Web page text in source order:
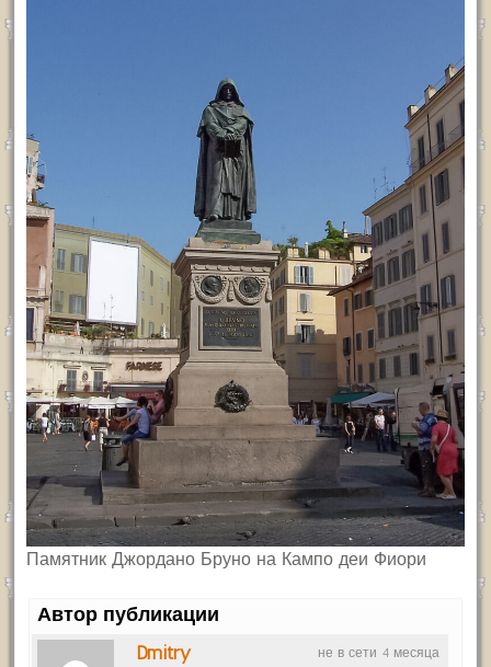
Памятник Джордано Бруно на Кампо деи Фиори
Автор публикации
не в сети 4 месяца
Dmitry